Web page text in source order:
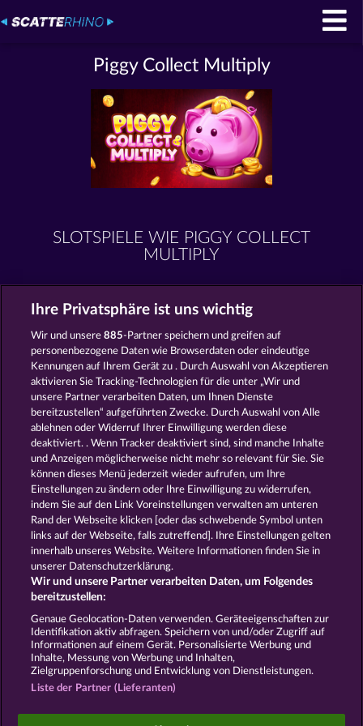
Piggy Collect Multiply
SLOTSPIELE WIE PIGGY COLLECT
MULTIPLY
King & Queen Robin & his girl
Secret Mission Roman Legion
AGB Datenschutz
Unternehmensseite
Widerruf einreichen
Ihre Privatsphäre ist uns wichtig
Wir und unsere885-Partner speichern und greifen auf
personenbezogene Daten wie Browserdaten oder eindeutige
Kennungen auf Ihrem Gerät zu . Durch Auswahl von Akzeptieren
aktivieren Sie Tracking-Technologien für die unter „Wir und
unsere Partner verarbeiten Daten, um Ihnen Dienste
bereitzustellen“ aufgeführten Zwecke. Durch Auswahl von Alle
ablehnen oder Widerruf Ihrer Einwilligung werden diese
deaktiviert. . Wenn Tracker deaktiviert sind, sind manche Inhalte
und Anzeigen möglicherweise nicht mehr so ​​relevant für Sie. Sie
können dieses Menü jederzeit wieder aufrufen, um Ihre
Einstellungen zu ändern oder Ihre Einwilligung zu widerrufen,
indem Sie auf den Link Voreinstellungen verwalten am unteren
Rand der Webseite klicken [oder das schwebende Symbol unten
links auf der Webseite, falls zutreffend]. Ihre Einstellungen gelten
innerhalb unseres Website. Weitere Informationen finden Sie in
unserer Datenschutzerklärung.
Wir und unsere Partner verarbeiten Daten, um Folgendes
bereitzustellen:
Genaue Geolocation-Daten verwenden. Geräteeigenschaften zur
Identifikation aktiv abfragen. Speichern von und/oder Zugriff auf
Informationen auf einem Gerät. Personalisierte Werbung und
Inhalte, Messung von Werbung und Inhalten,
Zielgruppenforschung und Entwicklung von Dienstleistungen.
Liste der Partner (Lieferanten)